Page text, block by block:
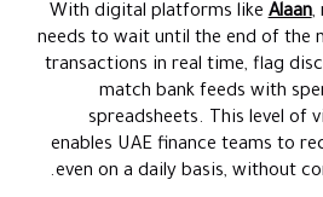
With digital platforms likeAlaan,
needs to wait until the end of the
transactions in real time, flag
match bank feeds with
spreadsheets. This level of
enables UAE finance teams to
even on a daily basis, without